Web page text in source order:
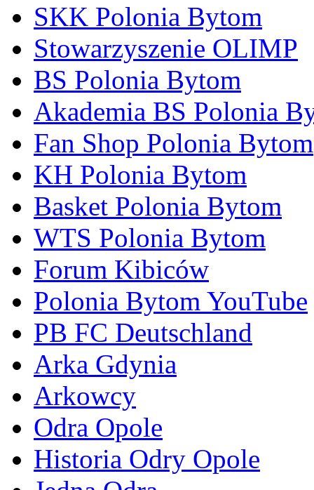
SKK Polonia Bytom
Stowarzyszenie OLIMP
BS Polonia Bytom
Akademia BS Polonia
Fan Shop Polonia Bytom
KH Polonia Bytom
Basket Polonia Bytom
WTS Polonia Bytom
Forum Kibiców
Polonia Bytom YouTube
PB FC Deutschland
Arka Gdynia
Arkowcy
Odra Opole
Historia Odry Opole